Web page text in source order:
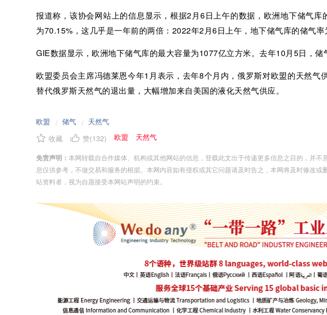
报道称，该协会网站上的信息显示，根据2月6日上午的数据，欧洲地下储气
为70.15%，这几乎是一年前的两倍：2022年2月6日上午，地下储气库的储气率
GIE数据显示，欧洲地下储气库的最大容量为1077亿立方米。去年10月5日，储
欧盟委员会主席冯德莱恩今年1月表示，去年8个月内，俄罗斯对欧盟的天然气
替代俄罗斯天然气的退出量，大幅增加来自美国的液化天然气供应。
欧盟 / 储气 / 天然气
收藏
赞(132) 欧盟 天然气
免责声明： 本网转载自合作媒体、机构或其他网站的信息，登载此文出于传递更多信息之目的，并
息仅供参考，不做交易和服务的根据。本网内容如有侵权或其它问题请及时告之，本网将及时修改
站资料者，视为自愿接受本网站声明的约束。